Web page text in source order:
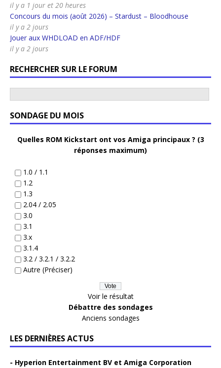
il y a 1 jour et 20 heures
Concours du mois (août 2026) – Stardust – Bloodhouse
il y a 2 jours
Jouer aux WHDLOAD en ADF/HDF
il y a 2 jours
RECHERCHER SUR LE FORUM
SONDAGE DU MOIS
Quelles ROM Kickstart ont vos Amiga principaux ? (3
réponses maximum)
1.0 / 1.1
1.2
1.3
2.04 / 2.05
3.0
3.1
3.x
3.1.4
3.2 / 3.2.1 / 3.2.2
Autre (Préciser)
Voir le résultat
Débattre des sondages
Anciens sondages
LES DERNIÈRES ACTUS
Hyperion Entertainment BV et Amiga Corporation